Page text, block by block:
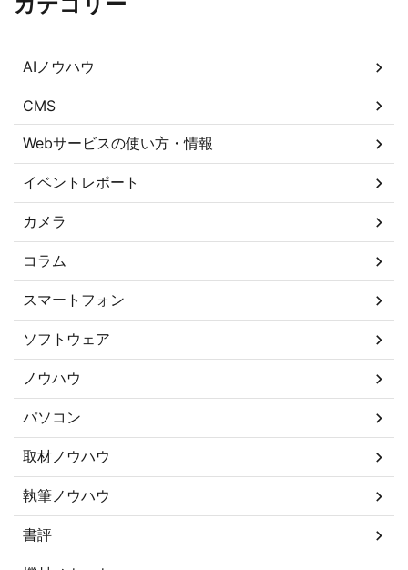
AIノウハウ
CMS
Webサービスの使い方・情報
イベントレポート
カメラ
コラム
スマートフォン
ソフトウェア
ノウハウ
パソコン
取材ノウハウ
執筆ノウハウ
書評